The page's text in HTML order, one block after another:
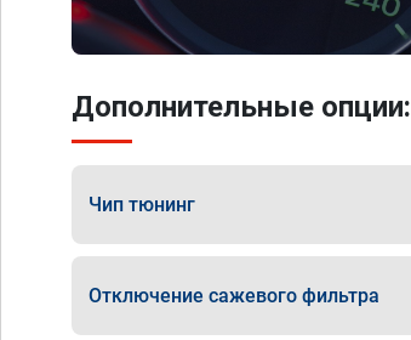
Дополнительные опции:
Чип тюнинг
Отключение сажевого фильтра